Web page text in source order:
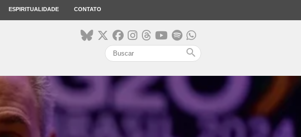
ESPIRITUALIDADE CONTATO
search